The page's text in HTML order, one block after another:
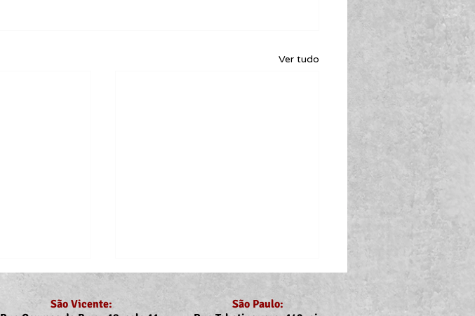
Ver tudo
São Vicente:
São Paulo: